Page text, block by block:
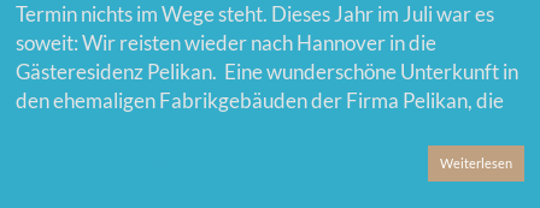
Termin nichts im Wege steht. Dieses Jahr im Juli war es
soweit: Wir reisten wieder nach Hannover in die
Gästeresidenz Pelikan. Eine wunderschöne Unterkunft in
den ehemaligen Fabrikgebäuden der Firma Pelikan, die
Weiterlesen